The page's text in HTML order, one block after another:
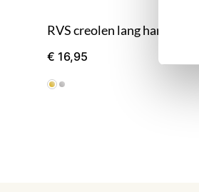
RVS creolen lang hart – goud
€ 16,95